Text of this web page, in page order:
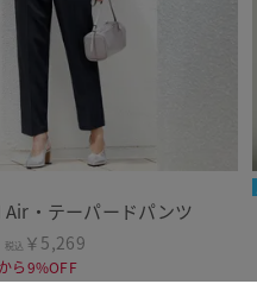
Air・テーパードパンツ
税込 ￥5,269
ら9%OFF